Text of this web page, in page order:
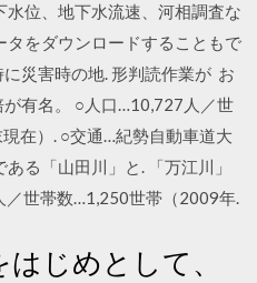
位、地下水流速、河相調査な
タをダウンロードすることもで
災害時の地. 形判読作業が お
有名。 ○人口…10,727人／世
在）. ○交通…紀勢自動車道大
る「山田川」と. 「万江川」
世帯数…1,250世帯（2009年.
じめとして、